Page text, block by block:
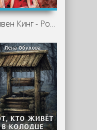
Стивен Кинг - Роза Марена